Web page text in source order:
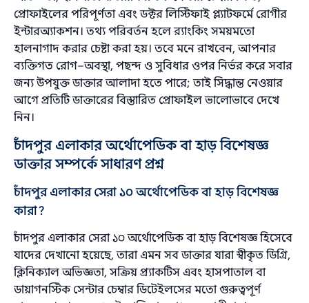
প্রোফাইলের পরিপূর্ণতা এবং ডক্টর লিস্টিফাই প্ল্যাটফর্মে রোগীর
ইন্টারঅ্যাকশন। তথ্য পরিবর্তন হলে র‌্যাংকিং সময়মতো
হালনাগাদ করার চেষ্টা করা হয়। তবে মনে রাখবেন, আপনার
ব্যক্তিগত রোগ–অবস্থা, পছন্দ ও সুবিধার ওপর নির্ভর করে সবার
জন্য উপযুক্ত ডাক্তার আলাদা হতে পারে; তাই সিদ্ধান্ত নেওয়ার
আগে প্রতিটি ডাক্তারের বিস্তারিত প্রোফাইল ভালোভাবে দেখে
নিন।
চাঁদপুর এলাকার অর্থোপেডিক বা হাড় বিশেষজ্ঞ
ডাক্তার সম্পর্কে সাধারণ প্রশ্ন
চাঁদপুর এলাকার সেরা ১০ অর্থোপেডিক বা হাড় বিশেষজ্ঞ
কারা?
চাঁদপুর এলাকার সেরা ১০ অর্থোপেডিক বা হাড় বিশেষজ্ঞ হিসেবে
যাদের দেখানো হয়েছে, তারা এমন সব ডাক্তার যারা স্বীকৃত ডিগ্রি,
ক্লিনিক্যাল অভিজ্ঞতা, সক্রিয় প্র্যাকটিস এবং হাসপাতাল বা
ডায়াগনস্টিক সেন্টার চেম্বার ডিটেইলসের মতো গুরুত্বপূর্ণ